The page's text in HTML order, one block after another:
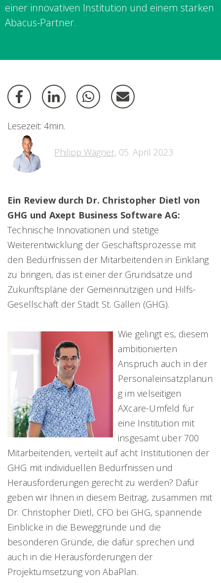
einer innovativen Institution und einem starken
Abacus-Partner.
Lesezeit: 4min.
Philipp Wagner, 05. April 2023
Ein Review durch Dr. Christopher Dietl von
GHG und Axept Business Software AG:
Technische Innovationen und stetige
Weiterentwicklung der Geschäftsprozesse mit
den Bedürfnissen der Mitarbeitenden in Einklang
zu bringen, das ist einer der Grundsätze und
Zukunftspläne der Gemeinnützigen und Hilfs-
Gesellschaft der Stadt St. Gallen (GHG).
Wie gelingt es, diesem
ambitionierten
Anspruch auch in der
Personaleinsatzplanun
g im vielseitigen
AXcare-Umfeld für
eine Institution mit
insgesamt über 700
Mitarbeitenden, verteilt auf acht Institutionen der
GHG mit individuellen Bedürfnissen und
Herausforderungen gerecht zu werden? Dafür
geben wir Ihnen in diesem Beitrag, zusammen mit
Dr. Christopher Dietl, CFO bei GHG, spannende
Einblicke in die Beweggründe und die
besonderen Gründe, die dafür sprechen und
auch in die Herausforderungen der
Projektumsetzung von AbaPlan.